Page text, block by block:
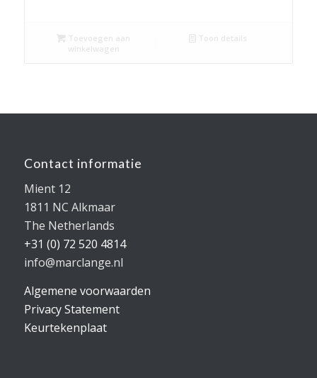
Toevoegen aan
winkelwagen
Toon details
Contact informatie
Mient 12
1811 NC Alkmaar
The Netherlands
+31 (0) 72 520 4814
info@marclange.nl
Algemene voorwaarden
Privacy Statement
Keurtekenplaat